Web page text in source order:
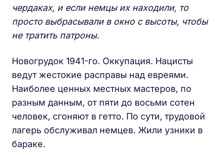
чердаках, и если немцы их находили, то
просто выбрасывали в окно с высоты, чтобы
не тратить патроны.
Новогрудок 1941-го. Оккупация. Нацисты
ведут жестокие расправы над евреями.
Наиболее ценных местных мастеров, по
разным данным, от пяти до восьми сотен
человек, сгоняют в гетто. По сути, трудовой
лагерь обслуживал немцев. Жили узники в
бараке.